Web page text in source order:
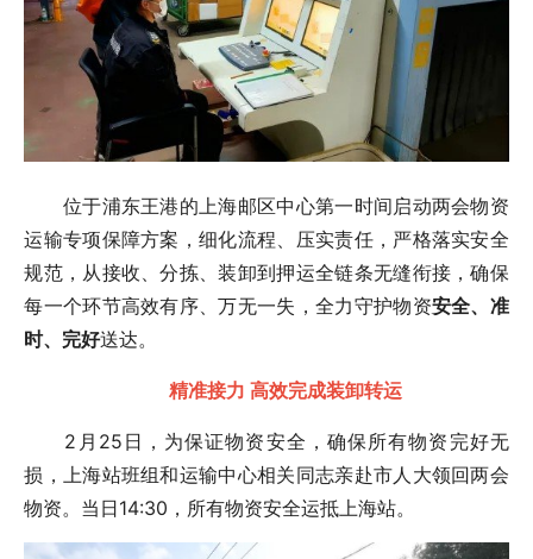
位于浦东王港的上海邮区中心第一时间启动两会物资
运输专项保障方案，细化流程、压实责任，严格落实安全
规范，从接收、分拣、装卸到押运全链条无缝衔接，确保
每一个环节高效有序、万无一失，全力守护物资安全、准
时、完好送达。
精准接力 高效完成装卸转运
2月25日，为保证物资安全，确保所有物资完好无
损，上海站班组和运输中心相关同志亲赴市人大领回两会
物资。当日14:30，所有物资安全运抵上海站。